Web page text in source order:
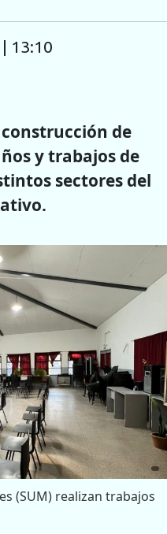
13:10
de
y trabajos de
sectores del
(SUM) realizan trabajos